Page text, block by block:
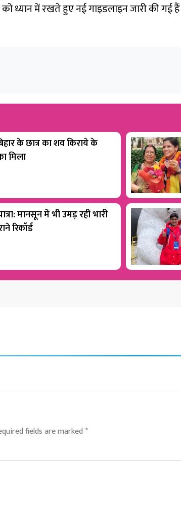
को ध्यान में रखते हुए नई गाइडलाइन जारी की गई
के छात्र का शव किराये के
मिला
मानसून में भी उमड़ रही भारी
रिकॉर्ड
fields are marked *